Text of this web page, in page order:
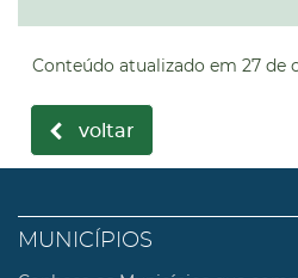
Conteúdo atualizado em 27 de
voltar
MUNICÍPIOS